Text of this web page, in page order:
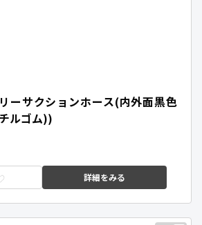
ーサクションホース(内外面黒色
ルゴム))
詳細をみる